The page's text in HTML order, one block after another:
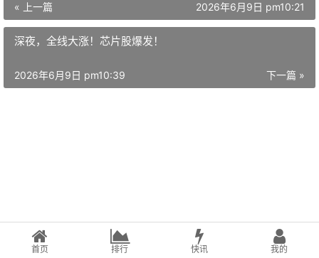
« 上一篇 2026年6月9日 pm10:21
深夜，全线大涨！芯片股爆发！
下一篇 »
2026年6月9日 pm10:39
首页 排行 快讯 我的